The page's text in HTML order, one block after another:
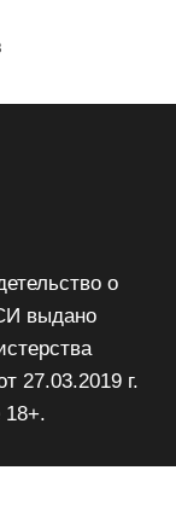
о
выдано
27.03.2019 г.
18+.